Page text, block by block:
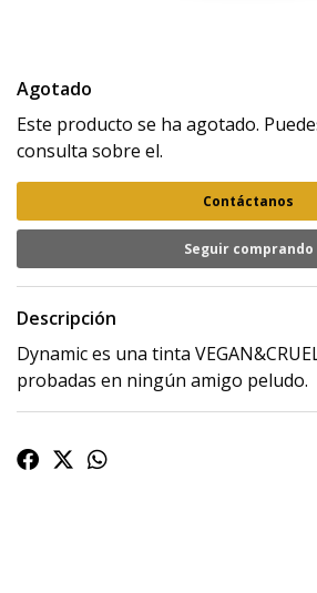
Agotado
Este producto se ha agotado.
consulta sobre el.
Contáctanos
Seguir comprando
Descripción
Dynamic es una tinta
probadas en ningún amigo peludo.